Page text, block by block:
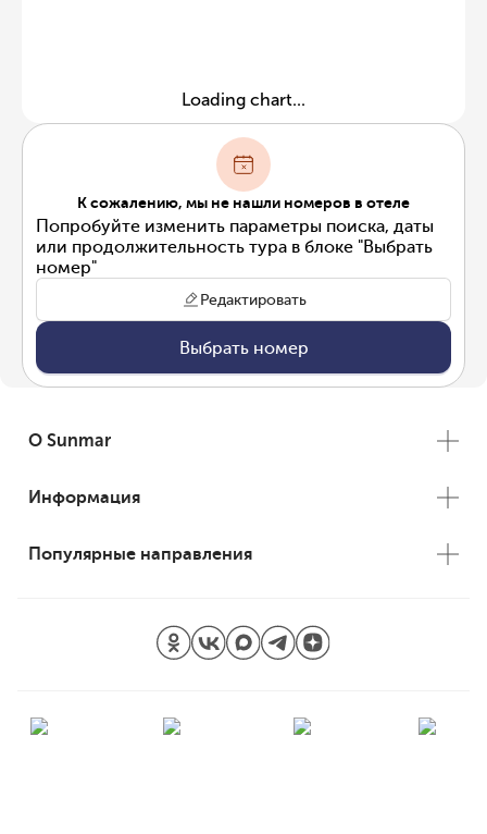
Loading chart...
К сожалению, мы не нашли номеров в отеле
Попробуйте изменить параметры поиска, даты
или продолжительность тура в блоке "Выбрать
номер"
Редактировать
Выбрать номер
О Sunmar
Информация
Популярные направления